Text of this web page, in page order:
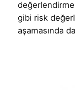
gibi risk
aşamasında